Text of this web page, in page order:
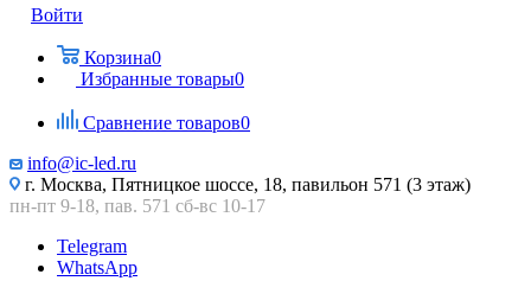
Войти
Корзина0
Избранные товары0
Сравнение товаров0
info@ic-led.ru
г. Москва, Пятницкое шоссе, 18, павильон 571 (3 этаж)
пн-пт 9-18, пав. 571 сб-вс 10-17
Telegram
WhatsApp